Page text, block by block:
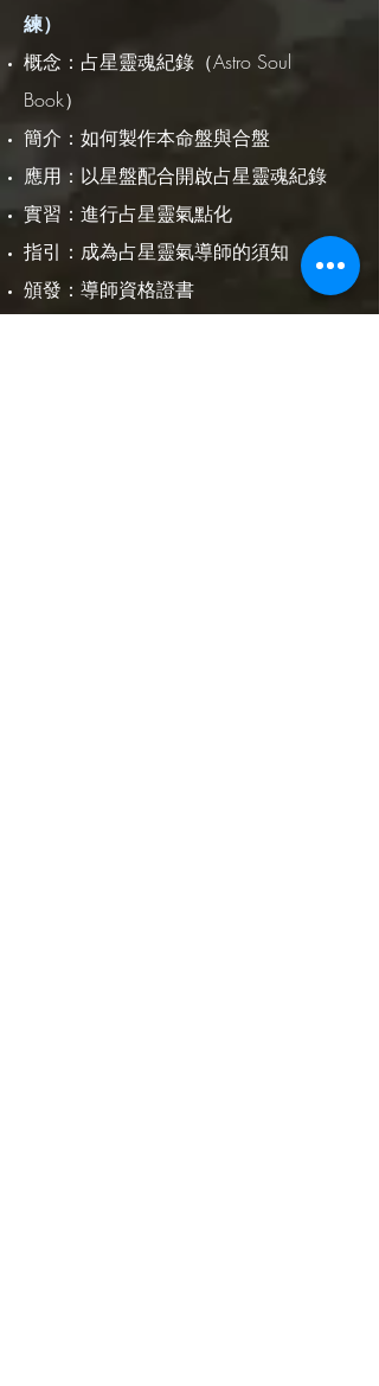
練）
概念：占星靈魂紀錄（Astro Soul
Book）
簡介：如何製作本命盤與合盤
應用：以星盤配合開啟占星靈魂紀錄
實習：進行占星靈氣點化
指引：成為占星靈氣導師的須知
頒發：導師資格證書